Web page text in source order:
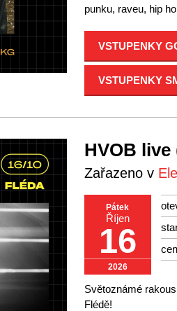
punku, raveu, hip
VSTUPENKY
VSTUPENKY
HVOB live
Zařazeno v
Pátek
Říjen
16
2026
Světoznámé
Flédě!